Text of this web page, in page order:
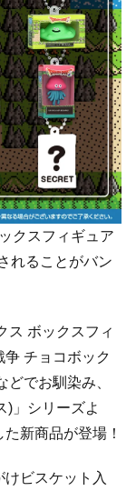
クスフィギュア
れることがバン
ス ボックスフィ
チョコボック
でお馴染み、
)」シリーズよ
新商品が登場！
ビスケット入